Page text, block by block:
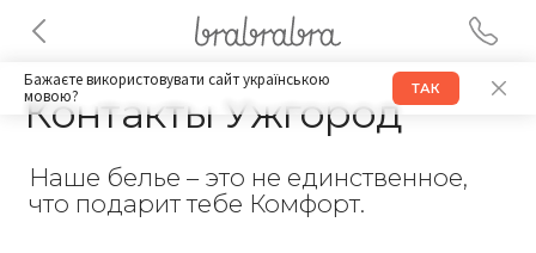
Бажаєте використовувати сайт українською
мовою?
ТАК
Контакты Ужгород
Наше белье – это не единственное,
что подарит тебе Комфорт.